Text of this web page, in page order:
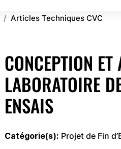
Articles Techniques CVC
CONCEPTION
LABORATOIRE
ENSAIS
Catégorie(s) Projet de Fin